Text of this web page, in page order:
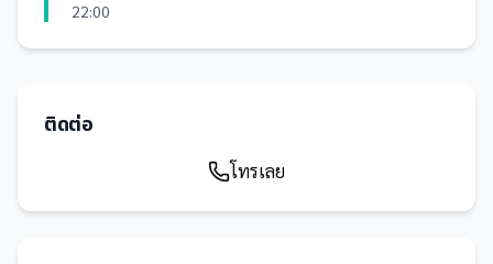
22:00
ติดต่อ
โทรเลย